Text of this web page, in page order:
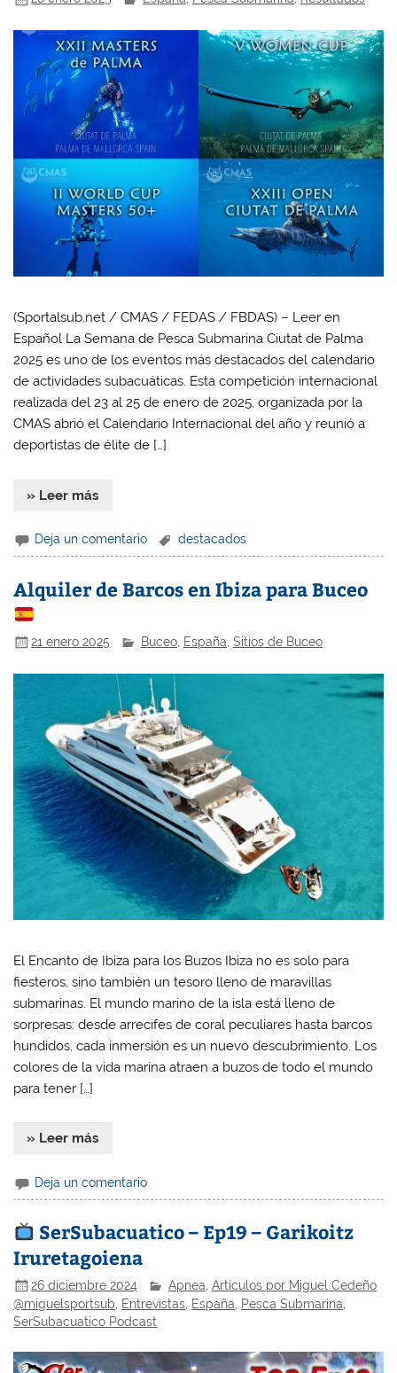
(Sportalsub.net / CMAS / FEDAS / FBDAS) – Leer en
Español La Semana de Pesca Submarina Ciutat de Palma
2025 es uno de los eventos más destacados del calendario
de actividades subacuáticas. Esta competición internacional
realizada del 23 al 25 de enero de 2025, organizada por la
CMAS abrió el Calendario Internacional del año y reunió a
deportistas de élite de […]
» Leer más
Deja un comentario destacados
Alquiler de Barcos en Ibiza para Buceo
21 enero 2025 Buceo España ,Sitios de Buceo
El Encanto de Ibiza para los Buzos Ibiza no es solo para
fiesteros, sino también un tesoro lleno de maravillas
submarinas. El mundo marino de la isla está lleno de
sorpresas: desde arrecifes de coral peculiares hasta barcos
hundidos, cada inmersión es un nuevo descubrimiento. Los
colores de la vida marina atraen a buzos de todo el mundo
para tener […]
» Leer más
Deja un comentario
SerSubacuatico – Ep19 – Garikoitz
Iruretagoiena
26 diciembre 2024 Apnea ,Artículos por Miguel Cedeño
@miguelsportsub
Entrevistas España Pesca Submarina
SerSubacuatico Podcast